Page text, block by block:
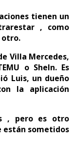
tienen un
, como
otro.
Villa Mercedes,
o SheIn. Es
Luis, un dueño
la aplicación
, pero es otro
están sometidos